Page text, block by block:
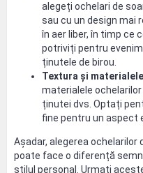
alegeți ochelari de
sau cu un design mai
în aer liber, în timp ce
potriviți pentru
ținutele de birou.
Textura și materialele
materialele
ținutei dvs. Optați
fine pentru un aspect
Așadar, alegerea
poate face o diferență
stilul personal. Urmați